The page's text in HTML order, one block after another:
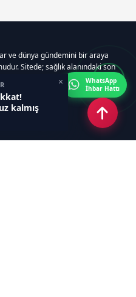
kalmış
×
ve dünya gündemini bir araya
Sitede; sağlık alanındaki son
rehberleri, resmi ilanlar, video ve
almaktadır.
WhatsApp
İhbar Hattı